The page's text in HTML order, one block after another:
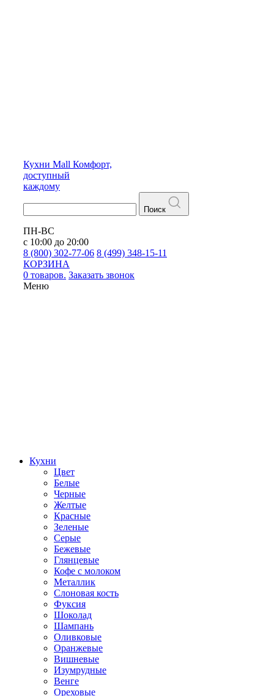
Кухни Mall Комфорт,
доступный
каждому
Поиск
ПН-ВС
с 10:00 до 20:00
8 (800) 302-77-06 8 (499) 348-15-11
КОРЗИНА
0 товаров. Заказать звонок
Меню
Кухни
Цвет
Белые
Черные
Желтые
Красные
Зеленые
Серые
Бежевые
Глянцевые
Кофе с молоком
Металлик
Слоновая кость
Фуксия
Шоколад
Шампань
Оливковые
Оранжевые
Вишневые
Изумрудные
Венге
Ореховые